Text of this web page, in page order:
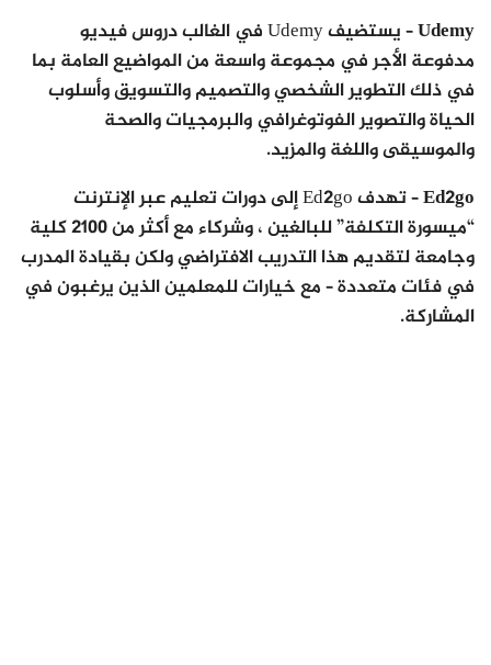
Udemy
– يستضيف Udemy في الغالب دروس فيديو
مدفوعة الأجر في مجموعة واسعة من المواضيع العامة بما
في ذلك التطوير الشخصي والتصميم والتسويق وأسلوب
الحياة والتصوير الفوتوغرافي والبرمجيات والصحة
والموسيقى واللغة والمزيد.
Ed2go
– تهدف Ed2go إلى دورات تعليم عبر الإنترنت
“ميسورة التكلفة” للبالغين ، وشركاء مع أكثر من 2100 كلية
وجامعة لتقديم هذا التدريب الافتراضي ولكن بقيادة المدرب
في فئات متعددة – مع خيارات للمعلمين الذين يرغبون في
المشاركة.